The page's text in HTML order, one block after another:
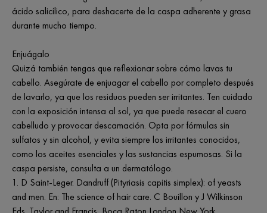
ácido salicílico, para deshacerte de la caspa adherente y grasa
durante mucho tiempo.
Enjuágalo
Quizá también tengas que reflexionar sobre cómo lavas tu
cabello. Asegúrate de enjuagar el cabello por completo después
de lavarlo, ya que los residuos pueden ser irritantes. Ten cuidado
con la exposición intensa al sol, ya que puede resecar el cuero
cabelludo y provocar descamación. Opta por fórmulas sin
sulfatos y sin alcohol, y evita siempre los irritantes conocidos,
como los aceites esenciales y las sustancias espumosas. Si la
caspa persiste, consulta a un dermatólogo.
1. D Saint-Leger. Dandruff (Pityriasis capitis simplex): of yeasts
and men. En: The science of hair care. C Bouillon y J Wilkinson